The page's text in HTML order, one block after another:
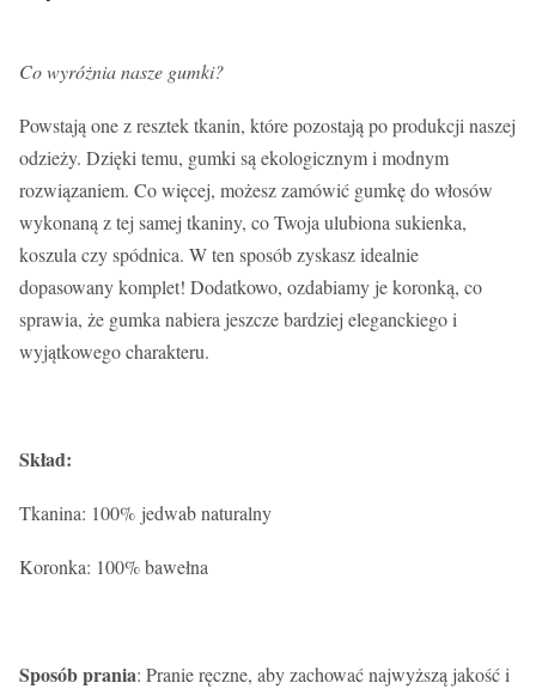
Co wyróżnia nasze gumki?
Powstają one z resztek tkanin, które pozostają po produkcji naszej
odzieży. Dzięki temu, gumki są ekologicznym i modnym
rozwiązaniem. Co więcej, możesz zamówić gumkę do włosów
wykonaną z tej samej tkaniny, co Twoja ulubiona sukienka,
koszula czy spódnica. W ten sposób zyskasz idealnie
dopasowany komplet! Dodatkowo, ozdabiamy je koronką, co
sprawia, że gumka nabiera jeszcze bardziej eleganckiego i
wyjątkowego charakteru.
Skład:
Tkanina: 100% jedwab naturalny
Koronka: 100% bawełna
Sposób prania: Pranie ręczne, aby zachować najwyższą jakość i